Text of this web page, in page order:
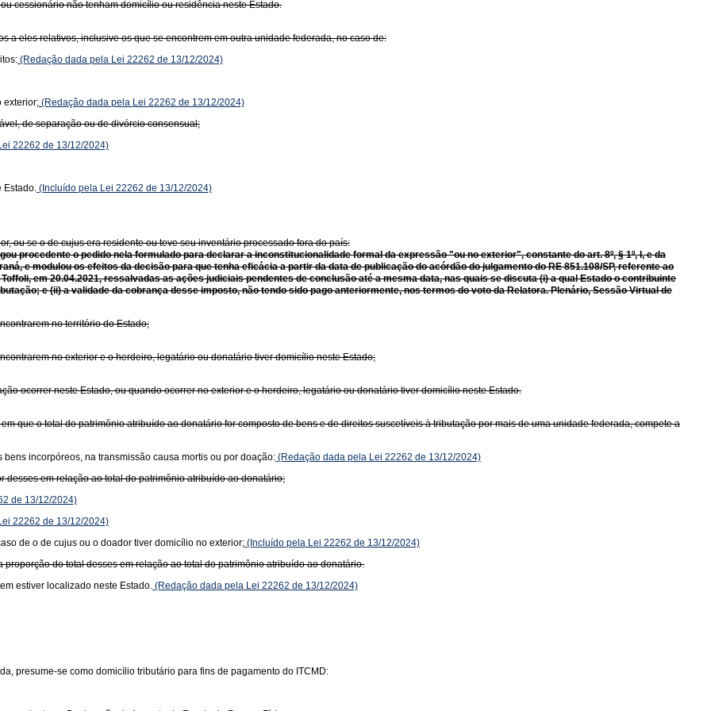
cessionário não tenham domicílio ou residência neste Estado.
a eles relativos, inclusive os que se encontrem em outra unidade federada, no caso de:
(Redação dada pela Lei 22262 de 13/12/2024)
exterior; (Redação dada pela Lei 22262 de 13/12/2024)
de separação ou de divórcio consensual;
22262 de 13/12/2024)
Estado. (Incluído pela Lei 22262 de 13/12/2024)
ou se o de cujus era residente ou teve seu inventário processado fora do país:
procedente o pedido nela formulado para declarar a inconstitucionalidade formal da expressão "ou no exterior", constante do art.8º, § 1º, I, e da
e modulou os efeitos da decisão para que tenha eficácia a partir da data de publicação do acórdão do julgamento do RE 851.108/SP, referente ao
em 20.04.2021, ressalvadas as ações judiciais pendentes de conclusão até a mesma data, nas quais se discuta (i) a qual Estado o contribuinte
e (ii) a validade da cobrança desse imposto, não tendo sido pago anteriormente, nos termos do voto da Relatora. Plenário, Sessão Virtualde
no território do Estado;
no exterior e o herdeiro, legatário ou donatário tiver domicílio neste Estado;
ocorrer neste Estado, ou quando ocorrer no exterior e o herdeiro, legatário ou donatário tiver domicílio neste Estado.
que o total do patrimônio atribuído ao donatário for composto de bens e de direitos suscetíveis à tributação por mais de uma unidade federada, compete a
incorpóreos, na transmissão causa mortis ou por doação: (Redação dada pela Lei 22262 de 13/12/2024)
em relação ao total do patrimônio atribuído ao donatário;
de 13/12/2024)
22262 de 13/12/2024)
de o de cujus ou o doador tiver domicílio no exterior; (Incluído pela Lei 22262 de 13/12/2024)
do total desses em relação ao total do patrimônio atribuído ao donatário.
estiver localizado neste Estado. (Redação dada pela Lei 22262 de 13/12/2024)
presume-se como domicílio tributário para fins de pagamento do ITCMD: